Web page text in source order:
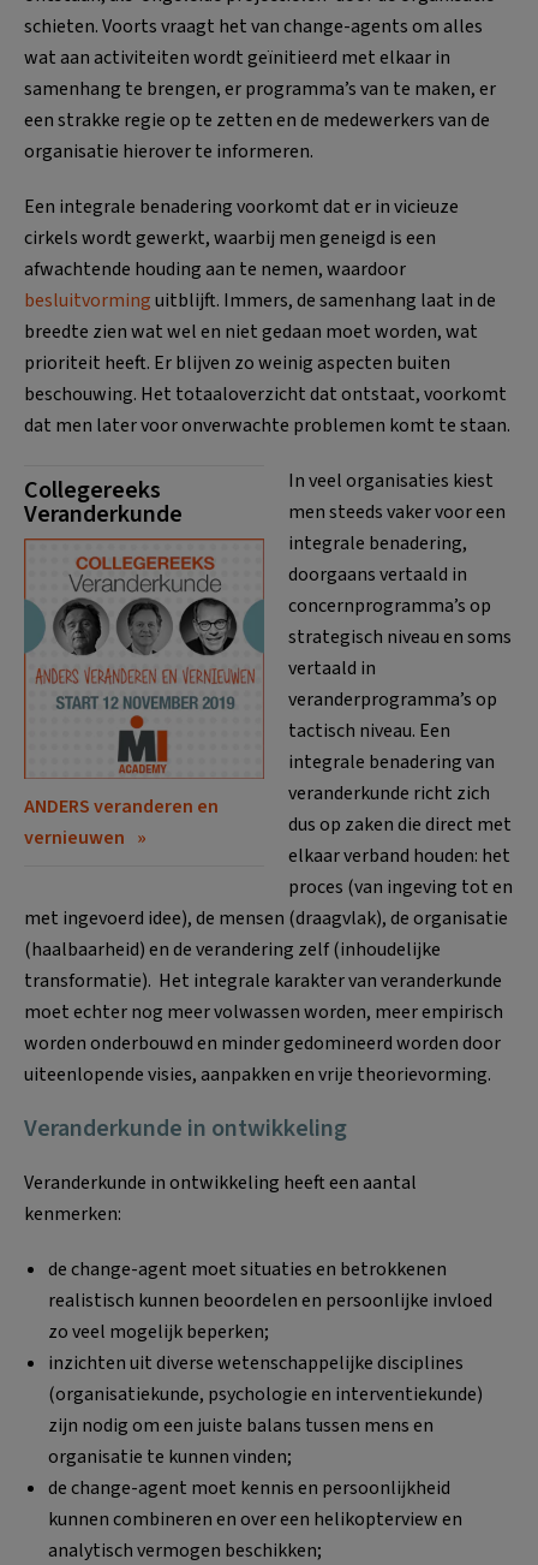
schieten. Voorts vraagt het van change-agents om alles
wat aan activiteiten wordt geïnitieerd met elkaar in
samenhang te brengen, er programma’s van te maken, er
een strakke regie op te zetten en de medewerkers van de
organisatie hierover te informeren.
Een integrale benadering voorkomt dat er in vicieuze
cirkels wordt gewerkt, waarbij men geneigd is een
afwachtende houding aan te nemen, waardoor
besluitvorminguitblijft. Immers, de samenhang laat in de
breedte zien wat wel en niet gedaan moet worden, wat
prioriteit heeft. Er blijven zo weinig aspecten buiten
beschouwing. Het totaaloverzicht dat ontstaat, voorkomt
dat men later voor onverwachte problemen komt te staan.
Collegereeks
Veranderkunde
ANDERS veranderen en
vernieuwen
In veel organisaties kiest
men steeds vaker voor een
integrale benadering,
doorgaans vertaald in
concernprogramma’s op
strategisch niveau en soms
vertaald in
veranderprogramma’s op
tactisch niveau. Een
integrale benadering van
veranderkunde richt zich
dus op zaken die direct met
elkaar verband houden: het
proces (van ingeving tot en
met ingevoerd idee), de mensen (draagvlak), de organisatie
(haalbaarheid) en de verandering zelf (inhoudelijke
transformatie). Het integrale karakter van veranderkunde
moet echter nog meer volwassen worden, meer empirisch
worden onderbouwd en minder gedomineerd worden door
uiteenlopende visies, aanpakken en vrije theorievorming.
Veranderkunde in ontwikkeling
Veranderkunde in ontwikkeling heeft een aantal
kenmerken:
de change-agent moet situaties en betrokkenen
realistisch kunnen beoordelen en persoonlijke invloed
zo veel mogelijk beperken;
inzichten uit diverse wetenschappelijke disciplines
(organisatiekunde, psychologie en interventiekunde)
zijn nodig om een juiste balans tussen mens en
organisatie te kunnen vinden;
de change-agent moet kennis en persoonlijkheid
kunnen combineren en over een helikopterview en
analytisch vermogen beschikken;